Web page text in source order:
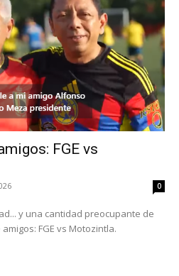
FGE vs
0
y una cantidad preocupante de
FGE vs Motozintla.